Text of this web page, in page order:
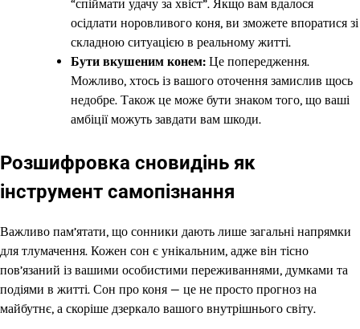
“спіймати удачу за хвіст”. Якщо вам вдалося
осідлати норовливого коня, ви зможете впоратися зі
складною ситуацією в реальному житті.
Бути вкушеним конем: Це попередження.
Можливо, хтось із вашого оточення замислив щось
недобре. Також це може бути знаком того, що ваші
амбіції можуть завдати вам шкоди.
Розшифровка сновидінь як
інструмент самопізнання
Важливо пам’ятати, що сонники дають лише загальні напрямки
для тлумачення. Кожен сон є унікальним, адже він тісно
пов’язаний із вашими особистими переживаннями, думками та
подіями в житті. Сон про коня — це не просто прогноз на
майбутнє, а скоріше дзеркало вашого внутрішнього світу.